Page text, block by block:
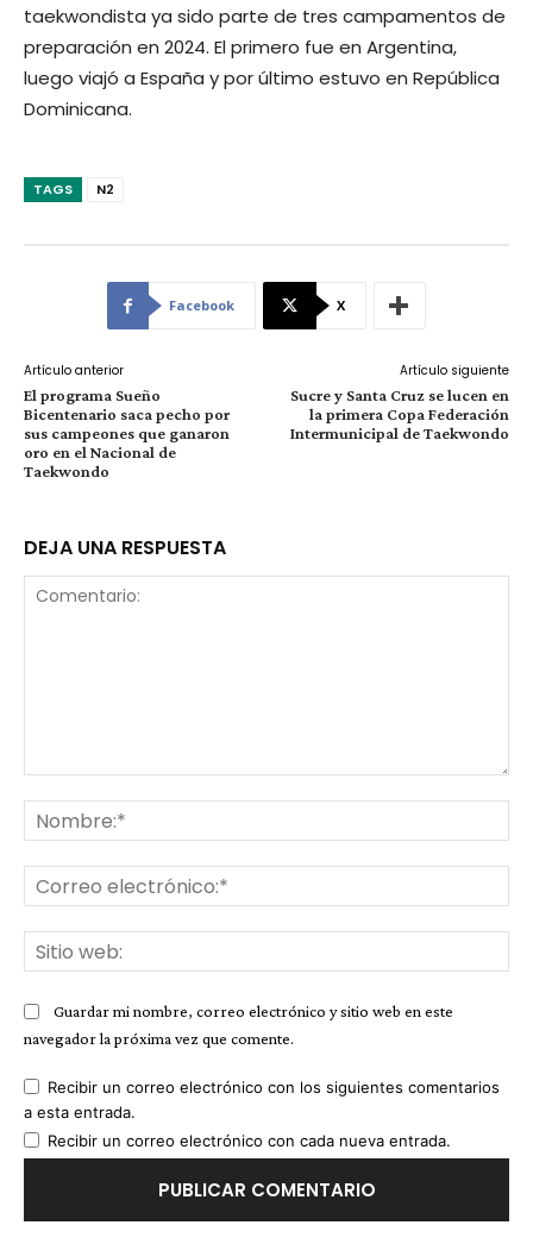
taekwondista ya sido parte de tres campamentos de
preparación en 2024. El primero fue en Argentina,
luego viajó a España y por último estuvo en República
Dominicana.
TAGS N2
Facebook X
Artículo anterior
El programa Sueño
Bicentenario saca pecho por
sus campeones que ganaron
oro en el Nacional de
Taekwondo
Artículo siguiente
Sucre y Santa Cruz se lucen en
la primera Copa Federación
Intermunicipal de Taekwondo
DEJA UNA RESPUESTA
Guardar mi nombre, correo electrónico y sitio web en este
navegador la próxima vez que comente.
Recibir un correo electrónico con los siguientes comentarios
a esta entrada.
Recibir un correo electrónico con cada nueva entrada.